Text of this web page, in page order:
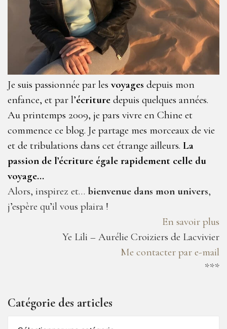
Je suis passionnée par les voyages depuis mon
enfance, et par l’écriture depuis quelques années.
Au printemps 2009, je pars vivre en Chine et
commence ce blog. Je partage mes morceaux de vie
et de tribulations dans cet étrange ailleurs. La
passion de l’écriture égale rapidement celle du
voyage…
Alors, inspirez et… bienvenue dans mon univers,
j’espère qu’il vous plaira !
En savoir plus
Ye Lili – Aurélie Croiziers de Lacvivier
Me contacter par e-mail
***
Catégorie des articles